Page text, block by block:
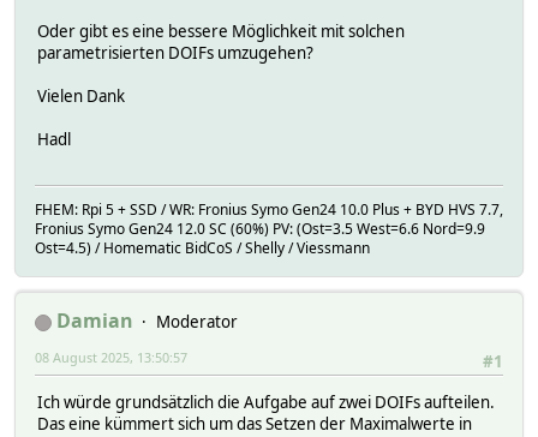
Oder gibt es eine bessere Möglichkeit mit solchen
parametrisierten DOIFs umzugehen?
Vielen Dank
Hadl
FHEM: Rpi 5 + SSD / WR: Fronius Symo Gen24 10.0 Plus + BYD HVS 7.7,
Fronius Symo Gen24 12.0 SC (60%) PV: (Ost=3.5 West=6.6 Nord=9.9
Ost=4.5) / Homematic BidCoS / Shelly / Viessmann
Damian
Moderator
#1
08 August 2025, 13:50:57
Ich würde grundsätzlich die Aufgabe auf zwei DOIFs aufteilen.
Das eine kümmert sich um das Setzen der Maximalwerte in